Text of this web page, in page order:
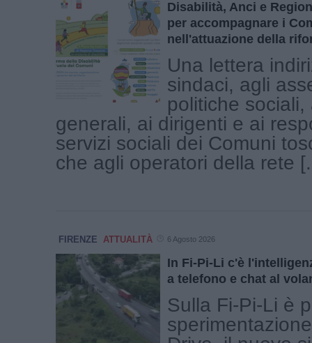
Disabilità, Anci e
per accompagnare i
nell'attuazione della
Una lettera
sindaci, agli
politiche sociali,
generali, ai dirigenti e ai
servizi sociali dei Comuni
che agli operatori della rete
FIRENZE ATTUALITÀ 6 Agosto 2026
In Fi-Pi-Li c'è
a telefono e chat al
Sulla Fi-Pi-Li è